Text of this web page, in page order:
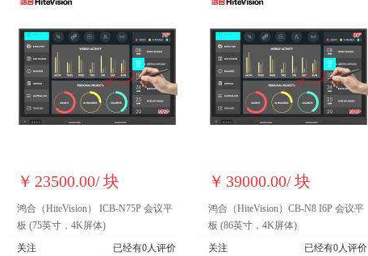
￥ 23500.00/块
鸿合（HiteVision） ICB-N75P 会议平
板 (75英寸，4K屏体)
关注
已经有0人评价
￥ 39000.00/块
鸿合（HiteVision）CB-N8 I6P 会议平
板 (86英寸，4K屏体)
关注
已经有0人评价